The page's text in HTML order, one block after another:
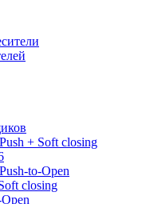
+ Soft closing
to-Open
closing